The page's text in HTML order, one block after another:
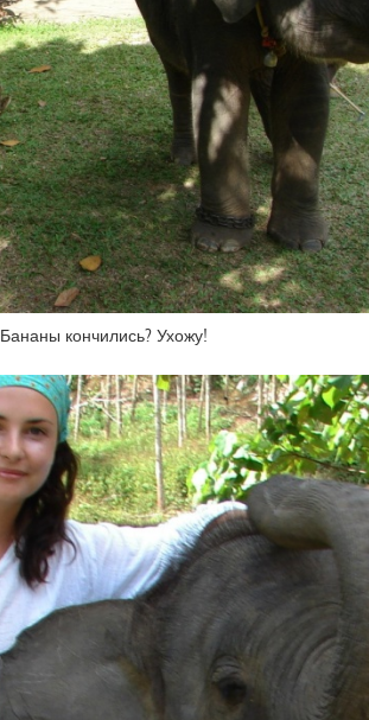
Бананы кончились? Ухожу!